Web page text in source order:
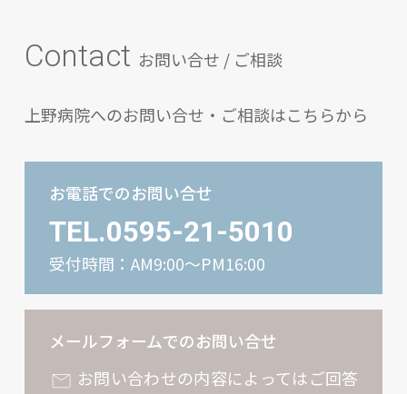
Contact お問い合せ / ご相談
上野病院へのお問い合せ・ご相談はこちらから
お電話でのお問い合せ
TEL.0595-21-5010
受付時間：AM9:00〜PM16:00
メールフォームでのお問い合せ
お問い合わせの内容によってはご回答